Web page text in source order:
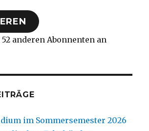
anderen Abonnenten an
im Sommersemester 2026